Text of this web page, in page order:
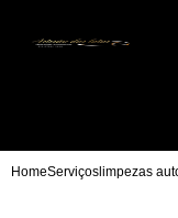
HomeServiços limpezas